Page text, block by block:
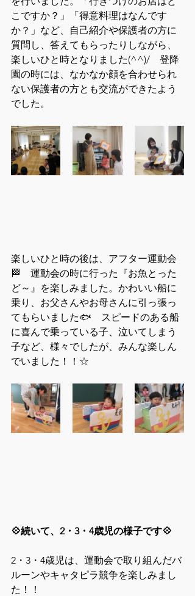
こですか？」「得意料理はなんです
か？」など、自己紹介や保護者の方に
質問し、答えてもらったりしながら、
楽しいひと時となりました(^^)/　登降
園の時には、なかなか顔を合わせられ
ない保護者の方とも交流ができたよう
でした。
楽しいひと時の後は、アフター運動会
🏁　運動会の時に行った『お魚とった
ど～』を楽しみました。かわいい船に
乗り、お父さんやお母さんに引っ張っ
てもらいました🐟　スピードのある船
に喜んで乗っている子、泣いてしまう
子など、様々でしたが、みんな楽しん
でいました！！☆
💠続いて、2・3・4歳児の様子です💠
2・3・4歳児は、運動会で取り組んだバ
ルーンやキャタピラ競争を楽しみまし
た！！